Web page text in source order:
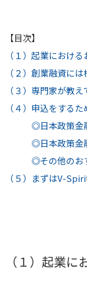
【目次】
（１）起業におけ
（２）創業融資に
（３）専門家が教
（４）申込をするた
◎日本政策金融
◎日本政策金融
◎その他のおす
（５）まずはV-
（１）起業